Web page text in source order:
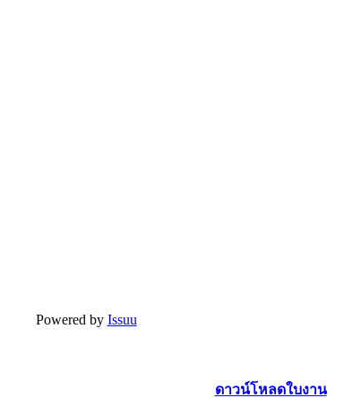
Powered by Issuu
ดาวน์โหลดใบงาน